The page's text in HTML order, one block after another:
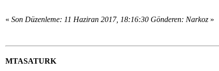
« Son Düzenleme: 11 Haziran 2017, 18:16:30 Gönderen: Narkoz »
MTASATURK